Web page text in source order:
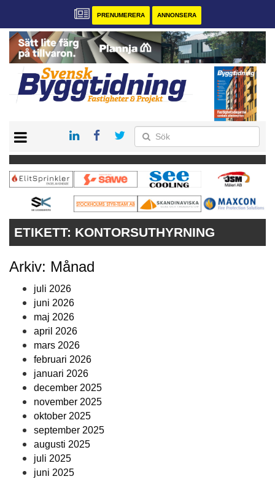
PRENUMERERA ANNONSERA
PRENUMERERA
VÅRA ANDRA MAGASIN
ANNONSERA
ETIKETT: KONTORSUTHYRNING
Arkiv: Månad
juli 2026
juni 2026
maj 2026
april 2026
mars 2026
februari 2026
januari 2026
december 2025
november 2025
oktober 2025
september 2025
augusti 2025
juli 2025
juni 2025